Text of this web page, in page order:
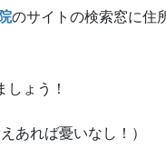
のサイトの検索窓に住
ょう！
あれば憂いなし！）